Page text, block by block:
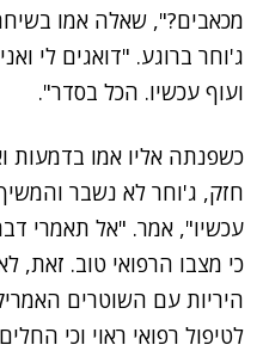
מכאבים?", שאלה אמו
ג'וחר ברוגע. "דואגים לי
ועוף עכשיו. הכל בסדר".
כשפנתה אליו אמו בדמעות
חזק, ג'וחר לא נשבר
עכשיו", אמר. "אל תאמרי
כי מצבו הרפואי טוב.
היריות עם השוטרים
לטיפול רפואי ראוי וכי